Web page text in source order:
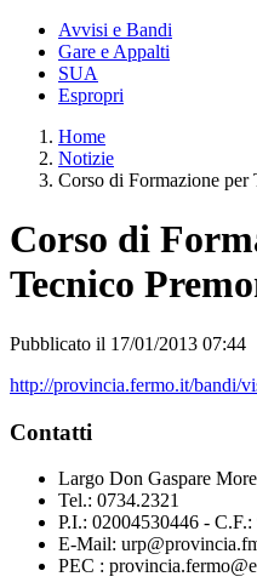
Avvisi e Bandi
Gare e Appalti
SUA
Espropri
Home
Notizie
Corso di Formazione per
Corso di
Tecnico
Pubblicato il 17/01/2013 07:44
http://provincia.fermo.it/bandi/
Contatti
Largo Don Gaspare
Tel.: 0734.2321
P.I.: 02004530446 -
E-Mail:
PEC :